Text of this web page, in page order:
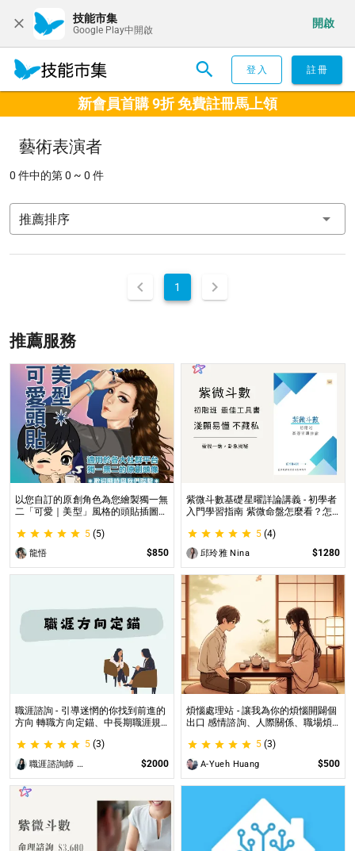
技能市集
Google Play中開啟
開啟
登入 註冊
新會員首購 9折 免費註冊馬上領
藝術表演者
0 件中的第 0 ~ 0 件
推薦排序
1
推薦服務
以您自訂的原創角色為您繪製獨一無
二「可愛｜美型」風格的頭貼插圖！
情」和「動作」的理想頭貼！
5 (5)
龍悟 $850
紫微斗數基礎星曜詳論講義 - 初學者
入門學習指南 紫微命盤怎麼看？怎
工具書，淺顯易懂不藏私！
5 (4)
邱玲雅 Nina $1280
職涯諮詢 - 引導迷惘的你找到前進的
方向 轉職方向定錨、中長期職涯規
5 (3)
職涯諮詢師 阿紫 $2000
煩惱處理站 - 讓我為你的煩惱開闢個
出口 感情諮詢、人際關係、職場煩
5 (3)
A-Yueh Huang $500